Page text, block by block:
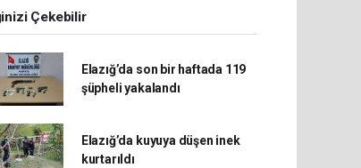
Çekebilir
Elazığ’da son bir haftada 119
şüpheli yakalandı
Elazığ’da kuyuya düşen inek
kurtarıldı